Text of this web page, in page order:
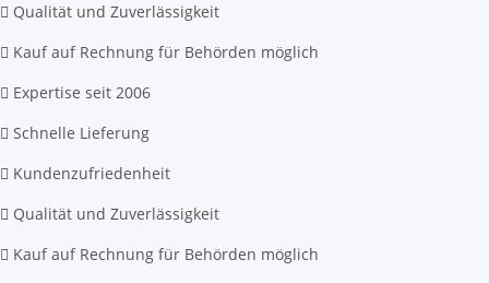
Qualität und Zuverlässigkeit
Kauf auf Rechnung für Behörden möglich
Expertise seit 2006
Schnelle Lieferung
Kundenzufriedenheit
Qualität und Zuverlässigkeit
Kauf auf Rechnung für Behörden möglich